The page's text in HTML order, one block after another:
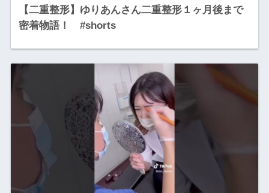
【二重整形】ゆりあんさん二重整形１ヶ月後まで
密着物語！ #shorts